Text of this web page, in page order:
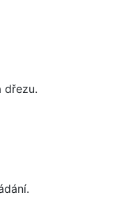
dřezu.